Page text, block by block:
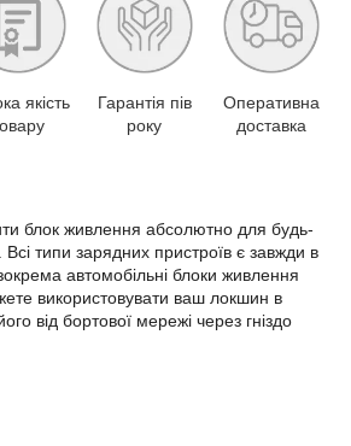
якість
Гарантія пів
року
Оперативна
доставка
блок живлення абсолютно для будь-
Всі типи зарядних пристроїв є завжди в
автомобільні блоки живлення
використовувати ваш локшин в
від бортової мережі через гніздо